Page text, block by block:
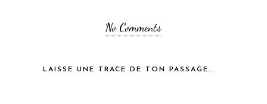
No Comments
LAISSE UNE TRACE DE TON PASSAGE...